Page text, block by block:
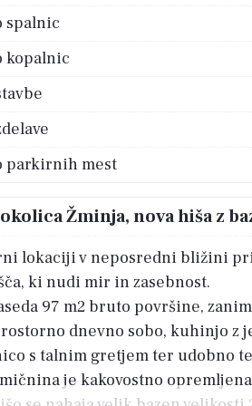
spalnic
kopalnic
parkirnih mest
Žminja, nova hiša z
lokaciji v neposredni bližini
ki nudi mir in zasebnost.
97 m2 bruto površine,
dnevno sobo, kuhinjo z
s talnim gretjem ter udobno
je kakovostno